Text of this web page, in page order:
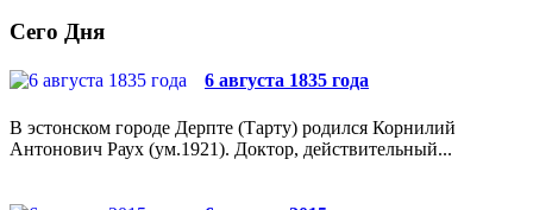
Сего Дня
6 августа 1835 года
В эстонском городе Дерпте (Тарту) родился Корнилий
Антонович Раух (ум.1921). Доктор, действительный...